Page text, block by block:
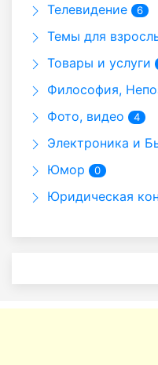
Телевидение 6
Темы для
Товары и услуги
Философия,
Фото, видео 4
Электроника и
Юмор 0
Юридическая